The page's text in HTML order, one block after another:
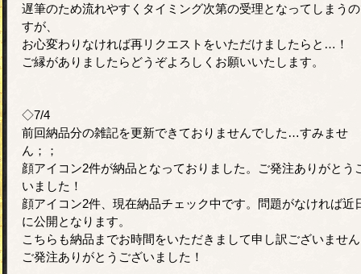
遅筆のため流れやすくタイミング次第の受理となってしまう
すが、
お心変わりなければ再リクエストをいただけましたらと…！
ご縁がありましたらどうぞよろしくお願いいたします。
◇7/4
前回納品分の雑記を更新できておりませんでした…すみませ
ん；；
顔アイコン2件が納品となっておりました。ご発注ありがとう
いました！
顔アイコン2件、現在納品チェック中です。問題がなければ近
に公開となります。
こちらも納品までお時間をいただきまして申し訳ございませ
ご発注ありがとうございました！